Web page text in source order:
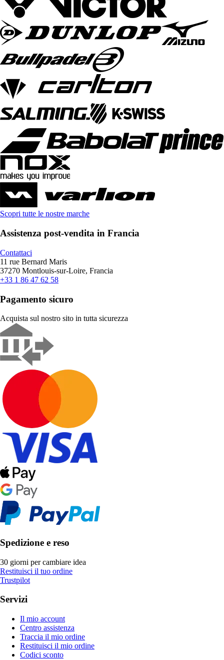
Scopri tutte le nostre marche
Assistenza post-vendita in Francia
Contattaci
11 rue Bernard Maris
37270 Montlouis-sur-Loire, Francia
+33 1 86 47 62 58
Pagamento sicuro
Acquista sul nostro sito in tutta sicurezza
Spedizione e reso
30 giorni per cambiare idea
Restituisci il tuo ordine
Trustpilot
Servizi
Il mio account
Centro assistenza
Traccia il mio ordine
Restituisci il mio ordine
Codici sconto